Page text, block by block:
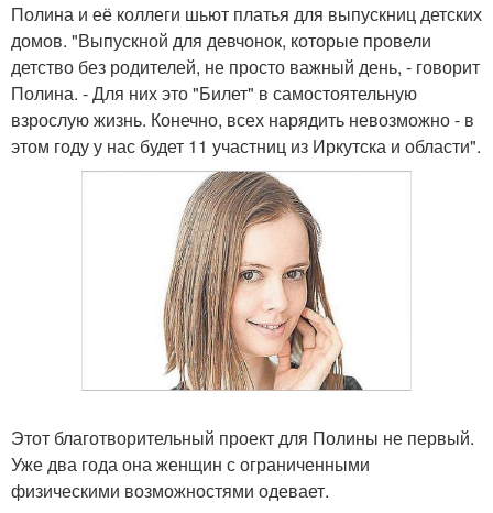
Полина и её коллеги шьют платья для выпускниц детских
домов. "Выпускной для девчонок, которые провели
детство без родителей, не просто важный день, - говорит
Полина. - Для них это "Билет" в самостоятельную
взрослую жизнь. Конечно, всех нарядить невозможно - в
этом году у нас будет 11 участниц из Иркутска и области".
Этот благотворительный проект для Полины не первый.
Уже два года она женщин с ограниченными
физическими возможностями одевает.